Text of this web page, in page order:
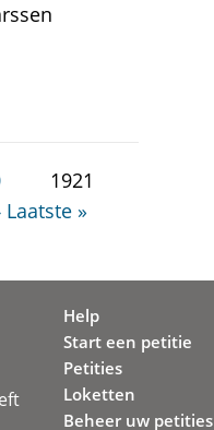
1921
Laatste »
Help
Start een petitie
Petities
Loketten
Beheer uw petities